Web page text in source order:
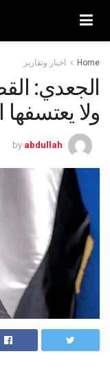
Home اخبار وتقارير
الجعدي:
ولا يعتسفها
by abdullah